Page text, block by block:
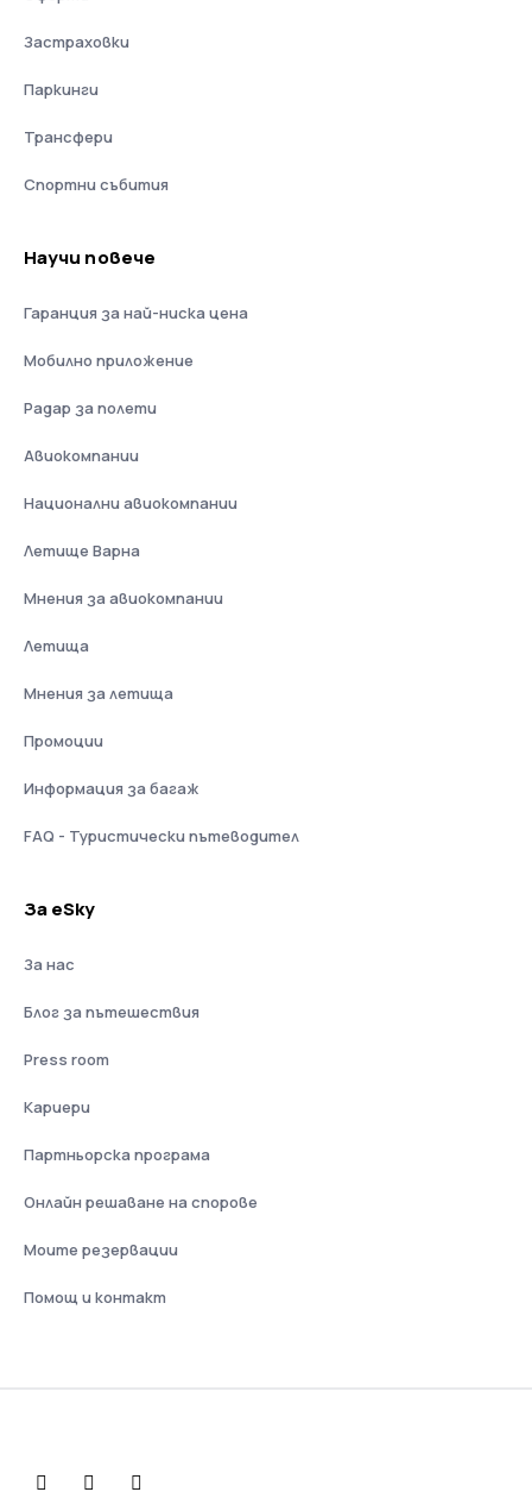
Застраховки
Паркинги
Трансфери
Спортни събития
Научи повече
Гаранция за най-ниска цена
Мобилно приложение
Радар за полети
Авиокомпании
Национални авиокомпании
Летище Варна
Мнения за авиокомпании
Летища
Мнения за летища
Промоции
Информация за багаж
FAQ - Туристически пътеводител
За eSky
За нас
Блог за пътешествия
Press room
Кариери
Партньорска програма
Онлайн решаване на спорове
Моите резервации
Помощ и контакт